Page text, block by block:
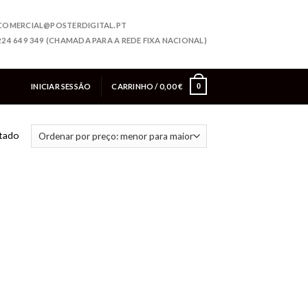
649 349 (CHAMADA PARA A REDE FIXA NACIONAL)
INICIAR SESSÃO CARRINHO /0,00€ 0